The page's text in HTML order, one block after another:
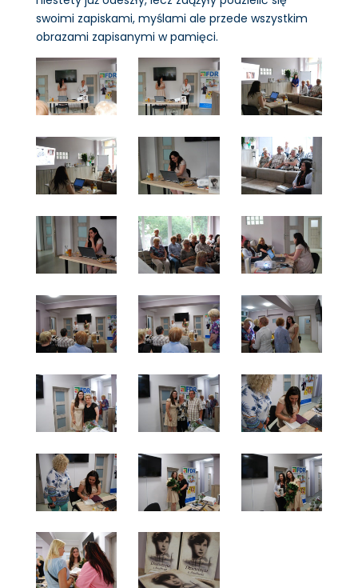
swoimi zapiskami, myślami ale przede wszystkim
obrazami zapisanymi w pamięci.